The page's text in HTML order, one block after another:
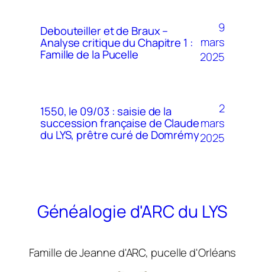
Debouteiller et de Braux –
Analyse critique du Chapitre 1 :
Famille de la Pucelle
9
mars
2025
1550, le 09/03 : saisie de la
succession française de Claude
du LYS, prêtre curé de Domrémy
2
mars
2025
Généalogie d'ARC du LYS
Famille de Jeanne d'ARC, pucelle d'Orléans